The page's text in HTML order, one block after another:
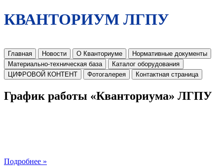
КВАНТОРИУМ ЛГПУ
Главная Новости О Кванториуме
Нормативные документы
Материально-техническая база
Каталог оборудования
ЦИФРОВОЙ КОНТЕНТ
Фотогалерея Контактная страница
График работы «Кванториума» ЛГПУ
Подробнее »